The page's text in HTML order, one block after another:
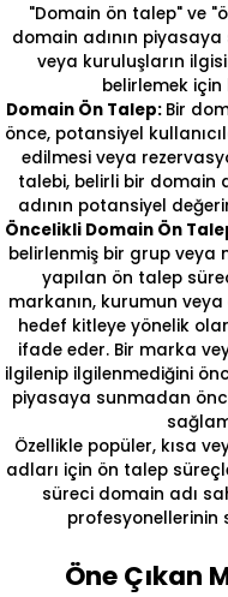
"Domain ön talep" ve
domain adının piyasaya
veya kuruluşların
belirlemek
Domain Ön Talep: Bir
önce, potansiyel
edilmesi veya
talebi, belirli bir domain
adının potansiyel
Öncelikli Domain Ön
belirlenmiş bir grup veya
yapılan ön talep
markanın, kurumun
hedef kitleye yönelik
ifade eder. Bir marka
ilgilenip ilgilenmediğini
piyasaya sunmadan
Özellikle popüler, kısa
adları için ön talep
süreci domain adı
profesyonellerinin
Öne Çıkan